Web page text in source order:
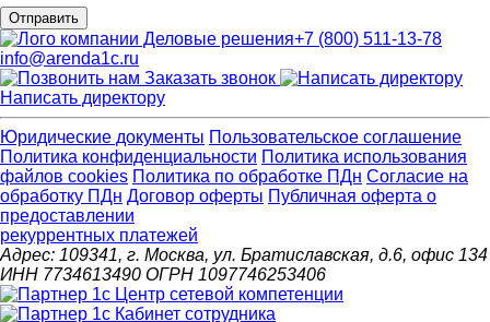
Отправить
+7 (800) 511-13-78
info@arenda1c.ru
Заказать звонок
Написать директору
Юридические документы Пользовательское соглашение
Политика конфиденциальности Политика использования
файлов cookies Политика по обработке ПДн Cогласие на
обработку ПДн Договор оферты Публичная оферта о
предоставлении
рекуррентных платежей
Адрес: 109341, г. Москва, ул. Братиславская, д.6, офис 134
ИНН 7734613490 ОГРН 1097746253406